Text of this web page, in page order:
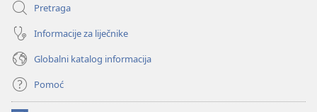
Pretraga
Informacije za liječnike
Globalni katalog informacija
Pomoć